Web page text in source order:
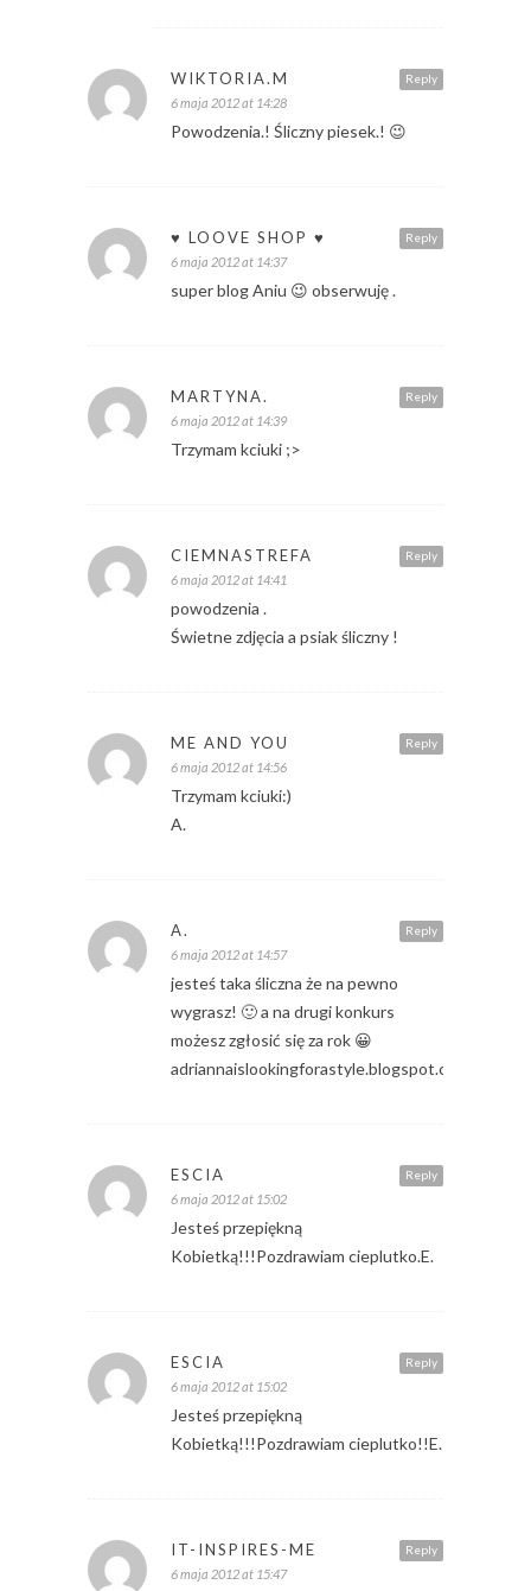
Reply
WIKTORIA.M
6 maja 2012 at 14:28
Powodzenia.! Śliczny piesek.! 😉
Reply
♥ LOOVE SHOP ♥
6 maja 2012 at 14:37
super blog Aniu 😉 obserwuję .
Reply
MARTYNA.
6 maja 2012 at 14:39
Trzymam kciuki ;>
Reply
CIEMNASTREFA
6 maja 2012 at 14:41
powodzenia .
Świetne zdjęcia a psiak śliczny !
Reply
ME AND YOU
6 maja 2012 at 14:56
Trzymam kciuki:)
A.
Reply
A.
6 maja 2012 at 14:57
jesteś taka śliczna że na pewno
wygrasz! 🙂 a na drugi konkurs
możesz zgłosić się za rok 😀
adriannaislookingforastyle.blogspot.com
Reply
ESCIA
6 maja 2012 at 15:02
Jesteś przepiękną
Kobietką!!!Pozdrawiam cieplutko.E.
Reply
ESCIA
6 maja 2012 at 15:02
Jesteś przepiękną
Kobietką!!!Pozdrawiam cieplutko!!E.
Reply
IT-INSPIRES-ME
6 maja 2012 at 15:47